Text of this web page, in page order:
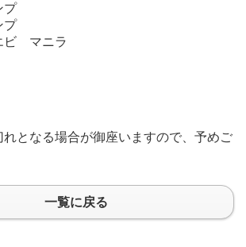
プ
プ
ビ マニラ
となる場合が御座いますので、予めご
一覧に戻る